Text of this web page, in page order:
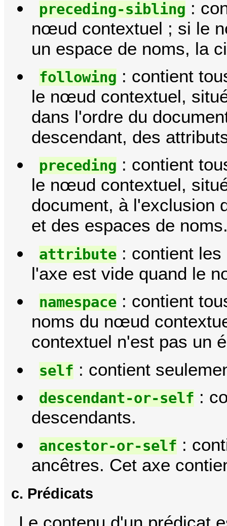
preceding-sibling :
nœud contextuel ; si le
un espace de noms, la
following : contient
le nœud contextuel,
dans l'ordre du
descendant, des
preceding : contient
le nœud contextuel,
document, à l'exclusion
et des espaces de
attribute: contient les
l'axe est vide quand le
namespace: contient
noms du nœud
contextuel n'est pas un
self : contient
descendant-or-self :
descendants.
ancestor-or-self :
ancêtres. Cet axe
c. Prédicats